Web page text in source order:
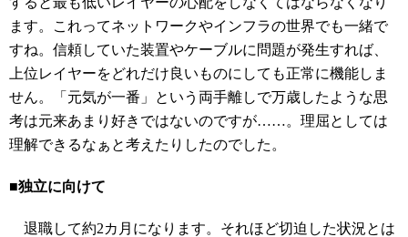
ます。これってネットワークやインフラの世界でも一緒で
すね。信頼していた装置やケーブルに問題が発生すれば、
上位レイヤーをどれだけ良いものにしても正常に機能しま
せん。「元気が一番」という両手離しで万歳したような思
考は元来あまり好きではないのですが……。理屈としては
理解できるなぁと考えたりしたのでした。
■独立に向けて
退職して約2カ月になります。それほど切迫した状況とは